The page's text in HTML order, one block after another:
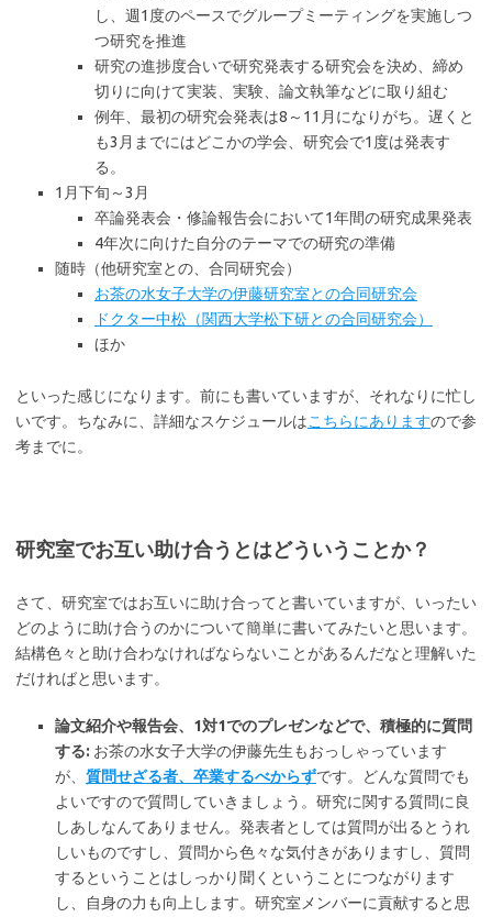
し、週1度のペースでグループミーティングを実施しつ
つ研究を推進
研究の進捗度合いで研究発表する研究会を決め、締め
切りに向けて実装、実験、論文執筆などに取り組む
例年、最初の研究会発表は8～11月になりがち。遅くと
も3月までにはどこかの学会、研究会で1度は発表す
る。
1月下旬～3月
卒論発表会・修論報告会において1年間の研究成果発表
4年次に向けた自分のテーマでの研究の準備
随時（他研究室との、合同研究会）
お茶の水女子大学の伊藤研究室との合同研究会
ドクター中松（関西大学松下研との合同研究会）
ほか
といった感じになります。前にも書いていますが、それなりに忙し
いです。ちなみに、詳細なスケジュールはこちらにありますので参
考までに。
研究室でお互い助け合うとはどういうことか？
さて、研究室ではお互いに助け合ってと書いていますが、いったい
どのように助け合うのかについて簡単に書いてみたいと思います。
結構色々と助け合わなければならないことがあるんだなと理解いた
だければと思います。
論文紹介や報告会、1対1でのプレゼンなどで、積極的に質問
する: お茶の水女子大学の伊藤先生もおっしゃっています
が、 質問せざる者、卒業するべからずです。どんな質問でも
よいですので質問していきましょう。研究に関する質問に良
しあしなんてありません。発表者としては質問が出るとうれ
しいものですし、質問から色々な気付きがありますし、質問
するということはしっかり聞くということにつながります
し、自身の力も向上します。研究室メンバーに貢献すると思